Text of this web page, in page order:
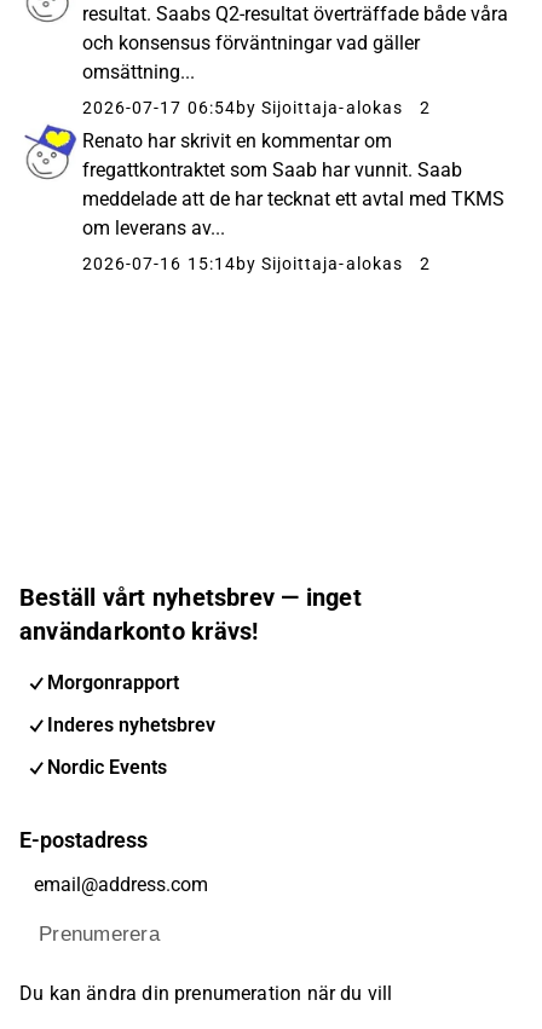
resultat. Saabs Q2-resultat överträffade både våra
och konsensus förväntningar vad gäller
omsättning...
2026-07-17 06:54by Sijoittaja-alokas 2
Renato har skrivit en kommentar om
fregattkontraktet som Saab har vunnit. Saab
meddelade att de har tecknat ett avtal med TKMS
om leverans av...
2026-07-16 15:14by Sijoittaja-alokas 2
Beställ vårt nyhetsbrev — inget
användarkonto krävs!
Morgonrapport
Inderes nyhetsbrev
Nordic Events
E-postadress
Prenumerera
Du kan ändra din prenumeration när du vill